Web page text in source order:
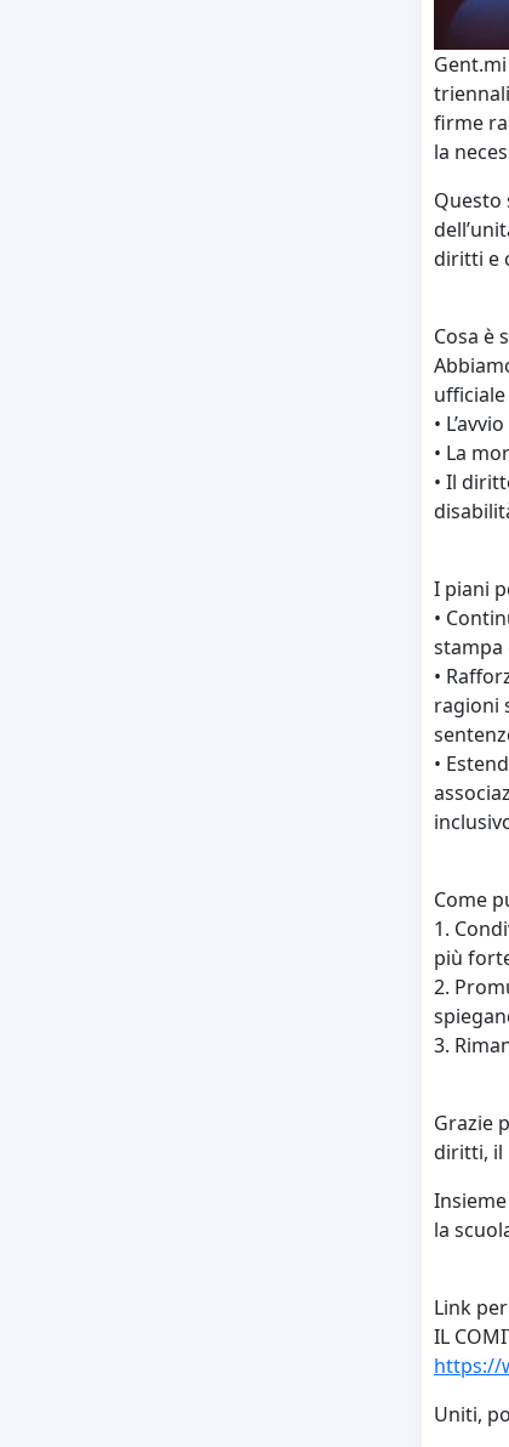
firme
la
Questo
diritti e
Cosa è
•
• La
• Il
I piani
•
stampa
•
ragioni
•
Come
1.
più
2.
3.
Grazie
diritti, il
la
Link
IL
https://
Uniti,